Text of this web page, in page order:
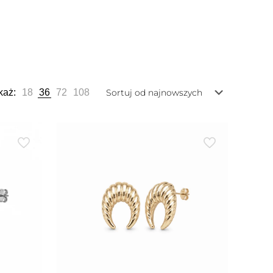
18 36 72 108